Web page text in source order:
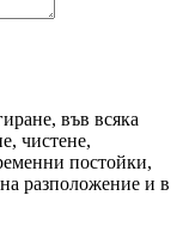
във всяка
чистене,
постойки,
разположение и в